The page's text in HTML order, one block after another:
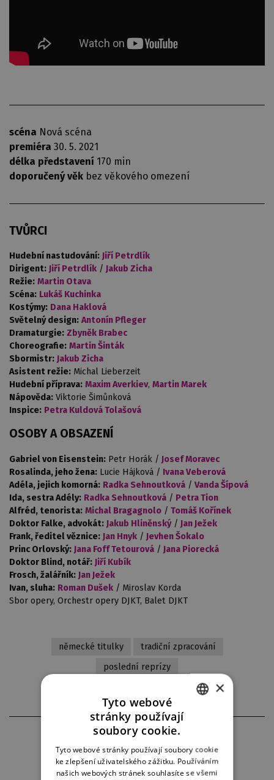
scéna Nová scéna
premiéra 30. 5. 2021
délka představení 170 min
doporučený věk bez věkového omezení
TVŮRCI
Hudební nastudování: Jiří Petrdlík
Dirigent: Jiří Petrdlík / Jakub Zicha
Režie: Martin Otava
Scéna: Lukáš Kuchinka
Kostýmy: Dana Haklová
Světelný design: Antonín Pfleger
Dramaturgie: Zbyněk Brabec
Choreografie: Martin Šinták
Sbormistr: Jakub Zicha
Asistent režie: Michal Lieberzeit
Hudební příprava: Maxim Averkiev, Martin Marek
Nápověda: Viktorie Šimůnková
Inspice: Petra Kuldová Tolašová
OSOBY A OBSAZENÍ
Gabriel von Eisenstein: Petr Horák / Josef Moravec
Rosalinda, jeho žena: Lucie Hájková / Ivana Veberová
Adéla, jejich komorná: Radka Sehnoutková / Vanda Šípová
Ida, sestra Adély: Radka Sehnoutková / Petra Tion
Alfréd, tenorista: Michal Bragagnolo / Tomáš Kořínek
Doktor Falke, advokát: Jakub Hliněnský/ Jan Ježek
Frank, ředitel věznice: Jan Hnyk / Jevhen Šokalo
Princ Orlovský: Jana Foff Tetourová / Jana Piorecká
Doktor Blind, notář: Jiří Kubík
Frosch, žalářník: Jan Ježek
Ivan, sluha: Roman Dušek / Miroslav Korda
Sbor opery, Orchestr opery DJKT, Balet DJKT
německé titulky
tradiční zpracování
poslední reprízy
FOTOGRAFIE Z INSCENACE
GERMAN
×
Tyto webové
stránky používají
soubory cookie.
Tyto webové stránky používají soubory cookie
ke zlepšení uživatelského zážitku. Používáním
našich webových stránek souhlasíte se všemi